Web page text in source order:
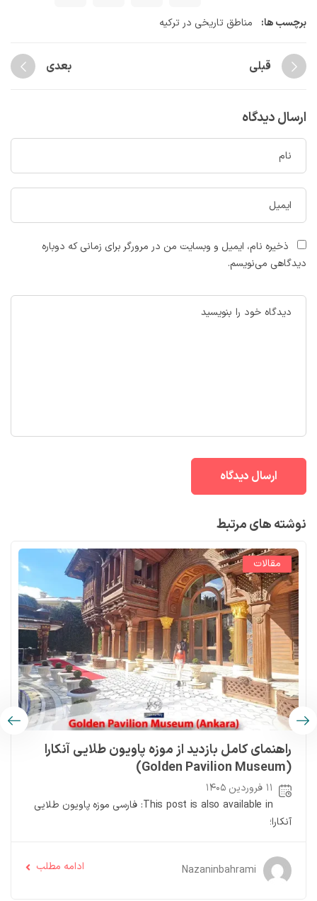
برچسب ها: مناطق تاریخی در ترکیه
قبلی بعدی
ارسال دیدگاه
ذخیره نام، ایمیل و وبسایت من در مرورگر برای زمانی که دوباره
دیدگاهی می‌نویسم.
نوشته های مرتبط
مقالات
راهنمای کامل بازدید از موزه پاویون طلایی آنکارا
(Golden Pavilion Museum)
۱۱ فروردین ۱۴۰۵
This post is also available in: فارسی موزه پاویون طلایی
آنکارا؛
Nazaninbahrami ادامه مطلب